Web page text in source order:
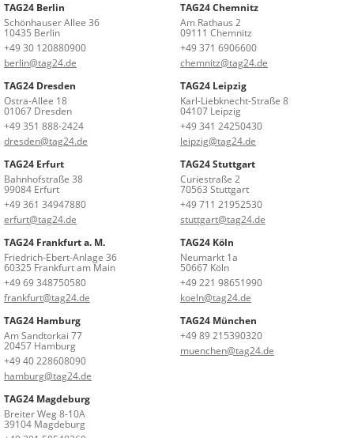
TAG24 Berlin
Schönhauser Allee 36
10435 Berlin
+49 30 120880900
berlin@tag24.de
TAG24 Chemnitz
Am Rathaus 2
09111 Chemnitz
+49 371 6906600
chemnitz@tag24.de
TAG24 Dresden
Ostra-Allee 18
01067 Dresden
+49 351 888-2424
dresden@tag24.de
TAG24 Leipzig
Karl-Liebknecht-Straße 8
04107 Leipzig
+49 341 24250430
leipzig@tag24.de
TAG24 Erfurt
Bahnhofstraße 38
99084 Erfurt
+49 361 34947880
erfurt@tag24.de
TAG24 Stuttgart
Curiestraße 2
70563 Stuttgart
+49 711 21952530
stuttgart@tag24.de
TAG24 Frankfurt a. M.
Friedrich-Ebert-Anlage 36
60325 Frankfurt am Main
+49 69 348750580
frankfurt@tag24.de
TAG24 Köln
Neumarkt 1a
50667 Köln
+49 221 98651990
koeln@tag24.de
TAG24 Hamburg
Am Sandtorkai 77
20457 Hamburg
+49 40 228608090
hamburg@tag24.de
TAG24 München
+49 89 215390320
muenchen@tag24.de
TAG24 Magdeburg
Breiter Weg 8-10A
39104 Magdeburg